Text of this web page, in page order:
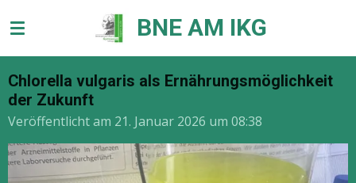
Hauptinhalt
springen
BNE AM IKG
Chlorella vulgaris als Ernährungsmöglichkeit
der Zukunft
Veröffentlicht am 21. Januar 2026 um 08:38